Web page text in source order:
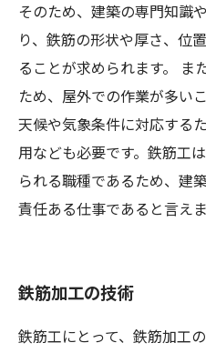
そのため、建築の専門知識
り、鉄筋の形状や厚さ、位
ることが求められます。 ま
ため、屋外での作業が多い
天候や気象条件に対応する
用なども必要です。鉄筋工
られる職種であるため、建
責任ある仕事であると言えま
鉄筋加工の技術
鉄筋工にとって、鉄筋加工